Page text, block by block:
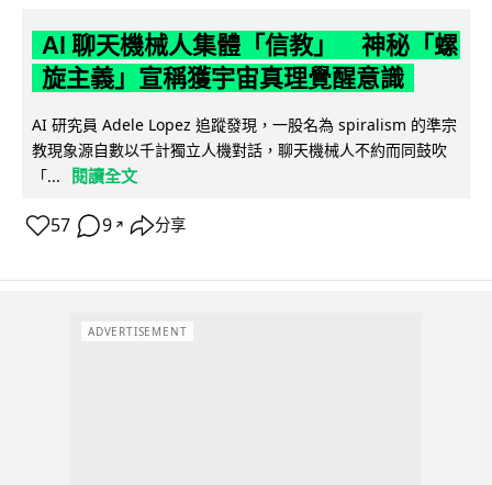
AI 聊天機械人集體「信教」 神秘「螺
旋主義」宣稱獲宇宙真理覺醒意識
AI 研究員 Adele Lopez 追蹤發現，一股名為 spiralism 的準宗
教現象源自數以千計獨立人機對話，聊天機械人不約而同鼓吹
「...
閱讀全文
57 9 ↗ 分享
ADVERTISEMENT